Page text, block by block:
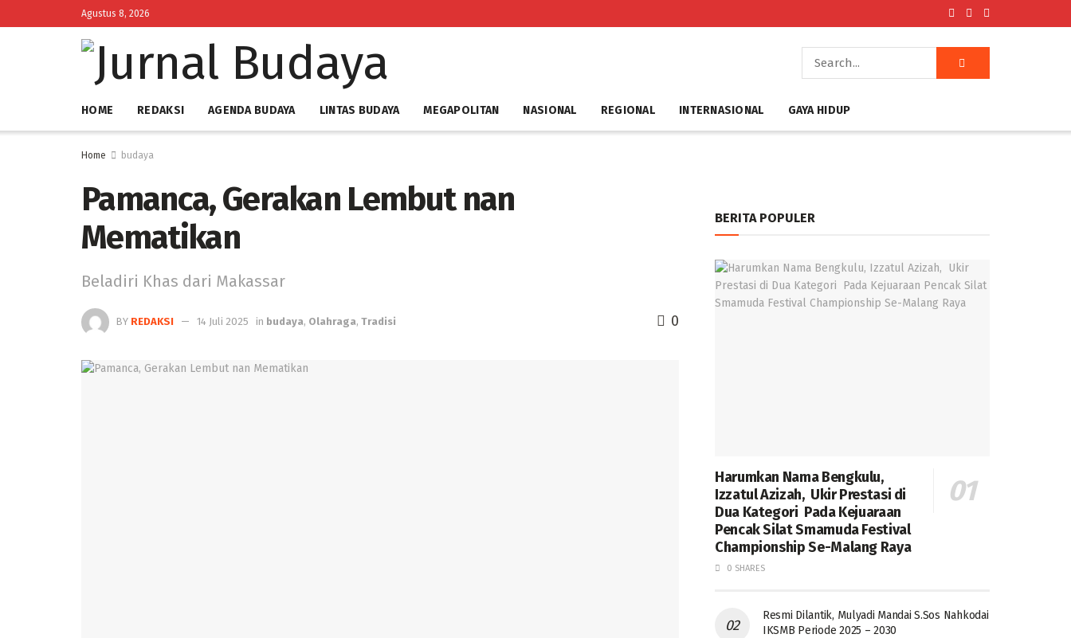
Agustus 8, 2026
HOME REDAKSI AGENDA BUDAYA LINTAS BUDAYA MEGAPOLITAN NASIONAL REGIONAL INTERNASIONAL GAYA HIDUP
Home budaya
Pamanca, Gerakan Lembut nan
Mematikan
‎Beladiri Khas dari Makassar
BY REDAKSI 14 Juli 2025 in budaya, Olahraga, Tradisi 0
BERITA POPULER
Harumkan Nama Bengkulu,
Izzatul Azizah, Ukir Prestasi di
Dua Kategori Pada Kejuaraan
Pencak Silat Smamuda Festival
Championship Se-Malang Raya
0 SHARES
Resmi Dilantik, Mulyadi Mandai S.Sos Nahkodai
IKSMB Periode 2025 – 2030